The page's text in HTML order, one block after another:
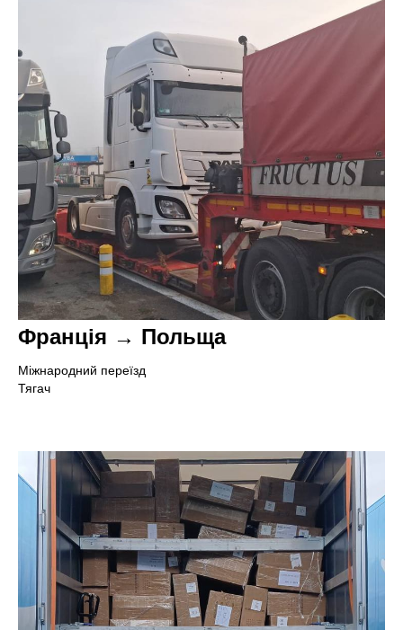
Франція → Польща
Міжнародний переїзд
Тягач